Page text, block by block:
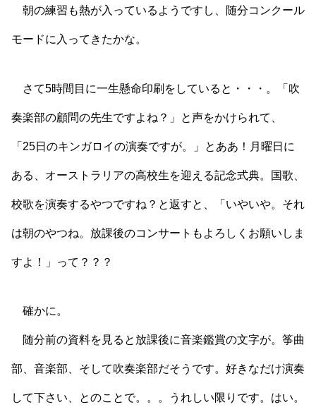
朝の練習も熱が入っているようですし、随分コンクール
モードに入ってきたかな。
さて5時間目に一生懸命印刷をしていると・・・。「吹
奏楽部の顧問の先生ですよね？」と声をかけられて、
「25日のキンガロイの演奏ですが。」とああ！月曜日に
ある、オーストラリアの高校生を迎える記念式典。国歌、
校歌を演奏するやつですね？と返すと、「いやいや。それ
は朝のやつね。放課後のコンサートもよろしくお願いしま
すよ！」って？？？
確かに。
随分前の資料を見ると放課後に音楽鑑賞の文字が。筝曲
部、音楽部、そして吹奏楽部だそうです。好きなだけ演奏
して下さい、とのことで。。。うれしい限りです。はい。